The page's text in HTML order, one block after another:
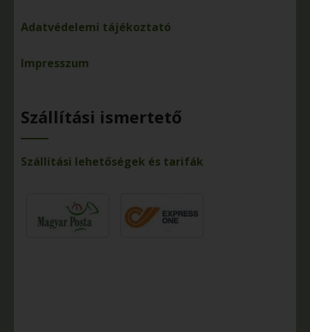
Adatvédelemi tájékoztató
Impresszum
Szállítási ismertető
Szállítási lehetőségek és tarifák